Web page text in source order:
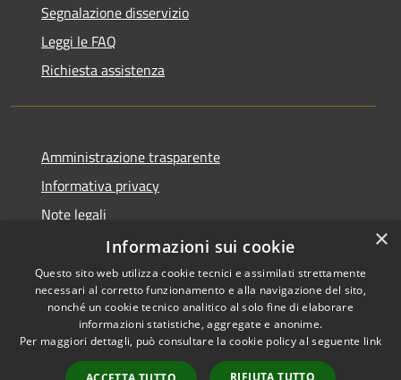
Segnalazione disservizio
Leggi le FAQ
Richiesta assistenza
Amministrazione trasparente
Informativa privacy
Note legali
Dichiarazione di accessibilità
RSS
Accessibilità
Copyright © 2026 • Comune di
×
Informazioni sui cookie
Questo sito web utilizza cookie tecnici e assimilati strettamente
necessari al corretto funzionamento e alla navigazione del sito,
nonché un cookie tecnico analitico al solo fine di elaborare
informazioni statistiche, aggregate e anonime.
Per maggiori dettagli, può consultare la cookie policy al seguente link
RIFIUTA TUTTO